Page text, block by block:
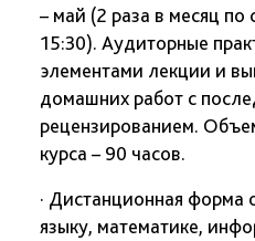
– май (2 раза в месяц по
15:30). Аудиторные
элементами лекции и
домашних работ с
рецензированием.
курса – 90 часов.
· Дистанционная форма
языку, математике,